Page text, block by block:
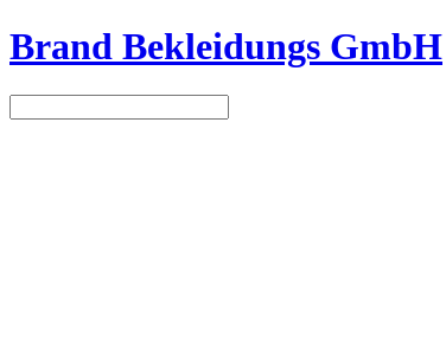
Brand Bekleidungs GmbH